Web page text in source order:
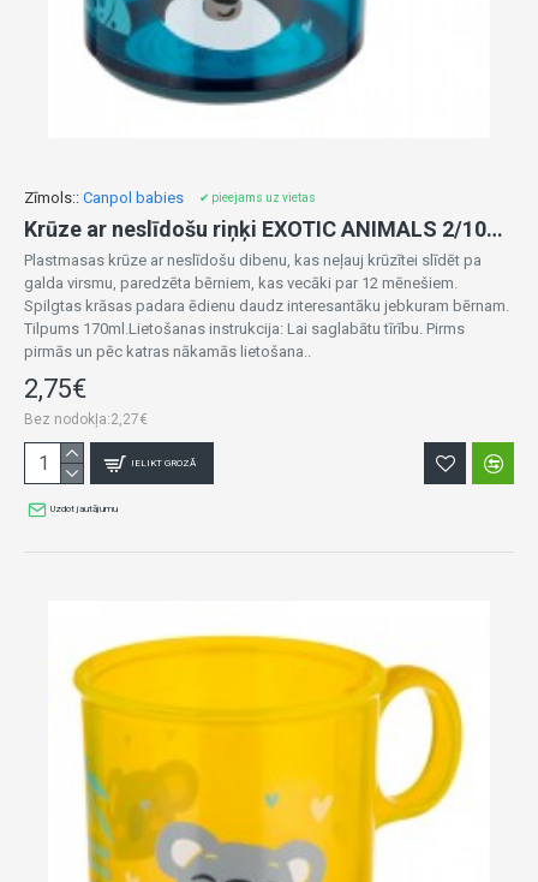
Zīmols:: Canpol babies ✔ pieejams uz vietas
Krūze ar neslīdošu riņķi EXOTIC ANIMALS 2/100 turqouise
Plastmasas krūze ar neslīdošu dibenu, kas neļauj krūzītei slīdēt pa
galda virsmu, paredzēta bērniem, kas vecāki par 12 mēnešiem.
Spilgtas krāsas padara ēdienu daudz interesantāku jebkuram bērnam.
Tilpums 170ml.Lietošanas instrukcija: Lai saglabātu tīrību. Pirms
pirmās un pēc katras nākamās lietošana..
2,75€
Bez nodokļa:2,27€
IELIKT GROZĀ
Uzdot jautājumu